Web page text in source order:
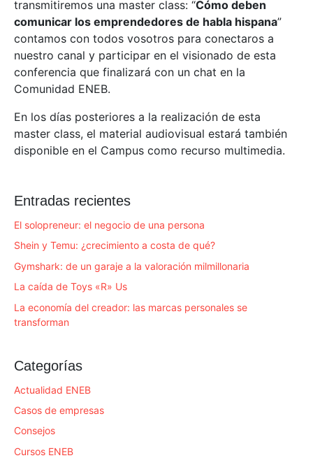
transmitiremos una master class: “Cómo deben
comunicar los emprendedores de habla hispana”
contamos con todos vosotros para conectaros a
nuestro canal y participar en el visionado de esta
conferencia que finalizará con un chat en la
Comunidad ENEB.
En los días posteriores a la realización de esta
master class, el material audiovisual estará también
disponible en el Campus como recurso multimedia.
Entradas recientes
El solopreneur: el negocio de una persona
Shein y Temu: ¿crecimiento a costa de qué?
Gymshark: de un garaje a la valoración milmillonaria
La caída de Toys «R» Us
La economía del creador: las marcas personales se
transforman
Categorías
Actualidad ENEB
Casos de empresas
Consejos
Cursos ENEB